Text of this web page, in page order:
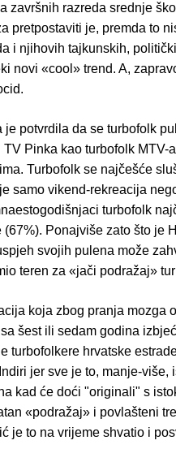
završnih razreda srednje
pretpostaviti je, premda to
i njihovih tajkunskih,
novi «cool» trend. A,
je potvrdila da se turbofolk
TV Pinka kao turbofolk
Turbofolk se najčešće
samo vikend-rekreacija
turbofolk
(67%). Ponajviše zato što je
svojih pulena može
teren za «jači podražaj»
koja zbog pranja mozga
šest ili sedam godina
turbofolkere hrvatske
jer sve je to, manje-više,
kad će doći "originali" s
«podražaj» i povlašteni
je to na vrijeme shvatio i